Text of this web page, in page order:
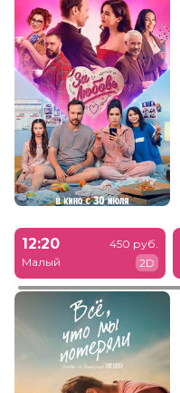
12:20
Малый
450 руб.
2D